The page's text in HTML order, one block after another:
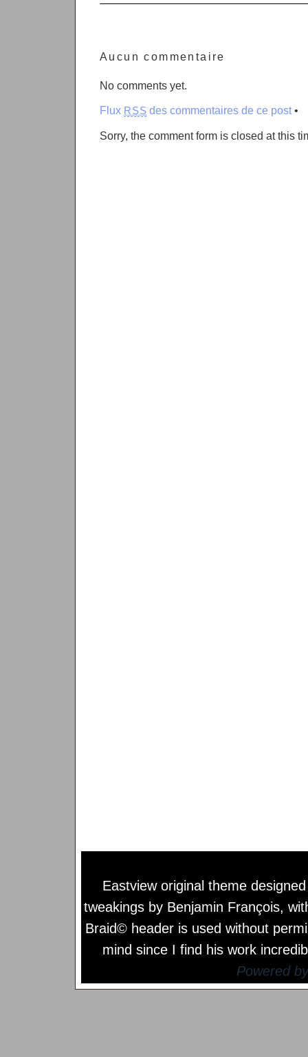
Aucun commentaire
No comments yet.
Flux RSS des commentaires de ce post•
Sorry, the comment form is closed at this
Eastview original theme
tweakings by Benjamin François,
Braid© header is used without
mind since I find his work
Powered